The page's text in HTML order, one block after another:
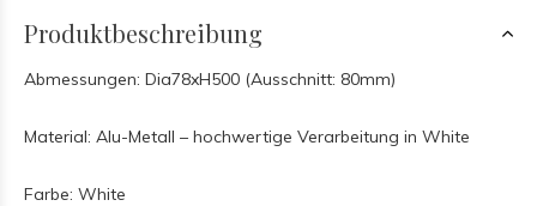
Produktbeschreibung
Abmessungen: Dia78xH500 (Ausschnitt: 80mm)
Material: Alu-Metall – hochwertige Verarbeitung in White
Farbe: White